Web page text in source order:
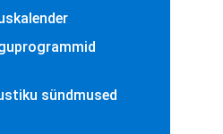
sündmused